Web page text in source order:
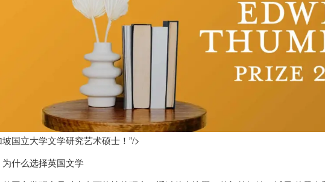
国立大学文学研究艺术硕士！”/>
为什么选择英国文学